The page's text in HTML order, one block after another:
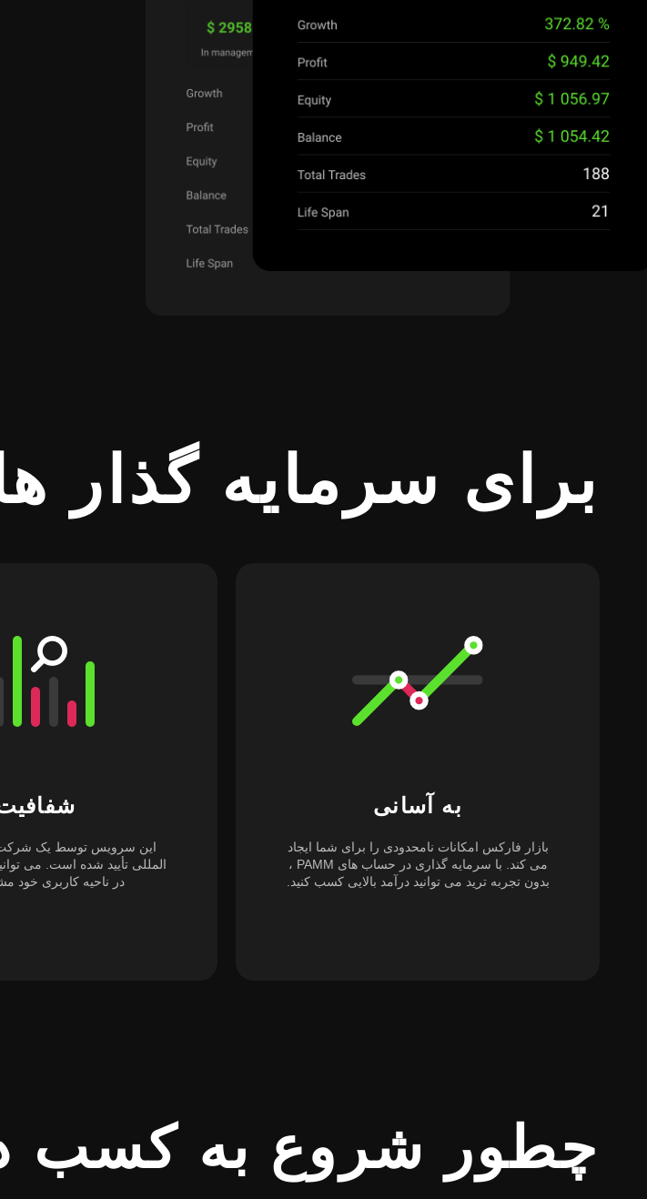
برای سرمایه گذار
به آسانی
بازار فارکس امکانات نامحدودی را برای شما ایجاد
می کند. با سرمایه گذاری در حساب های PAMM ،
بدون تجربه ترید می توانید درآمد بالایی کسب کنید.
این سرویس توسط یک
المللی تأیید شده است. می
در ناحیه کاربری خود
چطور شروع به کسب